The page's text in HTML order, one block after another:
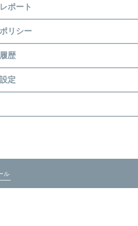
ポート
リシー
歴
定
ル